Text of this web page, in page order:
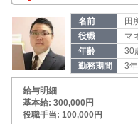
2026年実績です♪
※ボーナス、インセンテ
拡大中の当グループで
聞いてみたい。」や「
か見てみたい。」とい
是非、貴方様からのご
名前
田
役職
マ
年齢
30
勤務期間
3年
給与明細
基本給: 300,000円
役職手当: 100,000円